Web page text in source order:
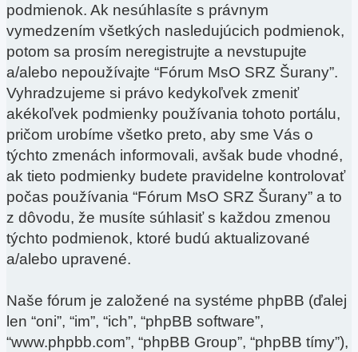
podmienok. Ak nesúhlasíte s právnym
vymedzením všetkých nasledujúcich podmienok,
potom sa prosím neregistrujte a nevstupujte
a/alebo nepoužívajte “Fórum MsO SRZ Šurany”.
Vyhradzujeme si právo kedykoľvek zmeniť
akékoľvek podmienky používania tohoto portálu,
pričom urobíme všetko preto, aby sme Vás o
týchto zmenách informovali, avšak bude vhodné,
ak tieto podmienky budete pravidelne kontrolovať
počas používania “Fórum MsO SRZ Šurany” a to
z dôvodu, že musíte súhlasiť s každou zmenou
týchto podmienok, ktoré budú aktualizované
a/alebo upravené.
Naše fórum je založené na systéme phpBB (ďalej
len “oni”, “im”, “ich”, “phpBB software”,
“www.phpbb.com”, “phpBB Group”, “phpBB tímy”),